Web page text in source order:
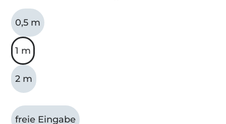
0,5 m
1 m
2 m
freie Eingabe